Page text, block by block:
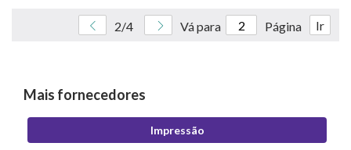
2/4 Vá para Página Ir
Mais fornecedores
Impressão